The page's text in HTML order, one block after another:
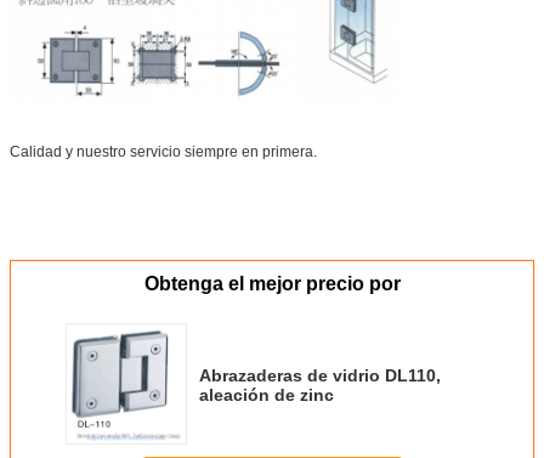
Calidad y nuestro servicio siempre en primera.
Obtenga el mejor precio por
Abrazaderas de vidrio DL110,
aleación de zinc